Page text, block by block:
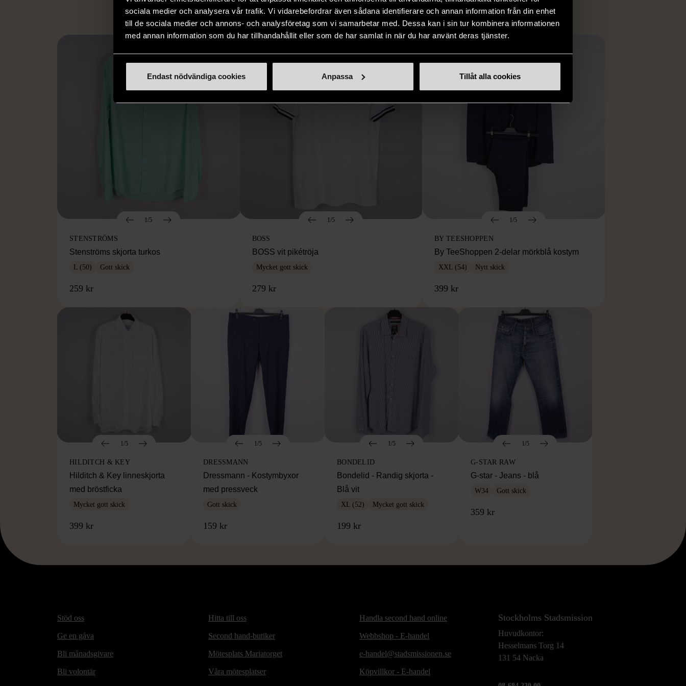
sociala medier och analysera vår trafik. Vi vidarebefordrar även sådana identifierare och annan information från din enhet
till de sociala medier och annons- och analysföretag som vi samarbetar med. Dessa kan i sin tur kombinera informationen
med annan information som du har tillhandahållit eller som de har samlat in när du har använt deras tjänster.
Endast nödvändiga cookies Anpassa Tillåt alla cookies
Hitta produkter som påminner om denna
1/5
STENSTRÖMS
Stenströms skjorta turkos
L (50) Gott skick
259 kr
1/5
BOSS
BOSS vit pikétröja
Mycket gott skick
279 kr
1/5
BY TEESHOPPEN
By TeeShoppen 2-delar mörkblå kostym
XXL (54) Nytt skick
399 kr
1/5
HILDITCH & KEY
Hilditch & Key linneskjorta
med bröstficka
Mycket gott skick
399 kr
1/5
DRESSMANN
Dressmann - Kostymbyxor
med pressveck
Gott skick
159 kr
1/5
BONDELID
Bondelid - Randig skjorta -
Blå vit
XL (52) Mycket gott skick
199 kr
1/5
G-STAR RAW
G-star - Jeans - blå
W34 Gott skick
359 kr
Stöd oss
Ge en gåva
Bli månadsgivare
Bli volontär
Hitta till oss
Second hand-butiker
Mötesplats Mariatorget
Våra mötesplatser
Handla second hand online
Webbshop - E-handel
e-handel@stadsmissionen.se
Köpvillkor - E-handel
Stockholms Stadsmission
Huvudkontor:
Hesselmans Torg 14
131 54 Nacka